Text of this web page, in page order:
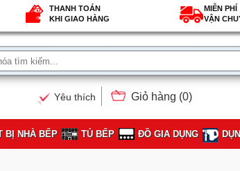
THANH TOÁN
KHI GIAO HÀNG
MIỄN PHÍ
VẬN
Giỏ hàng (0)
Yêu thích
BỊ NHÀ BẾP TỦ BẾP ĐỒ GIA DỤNG